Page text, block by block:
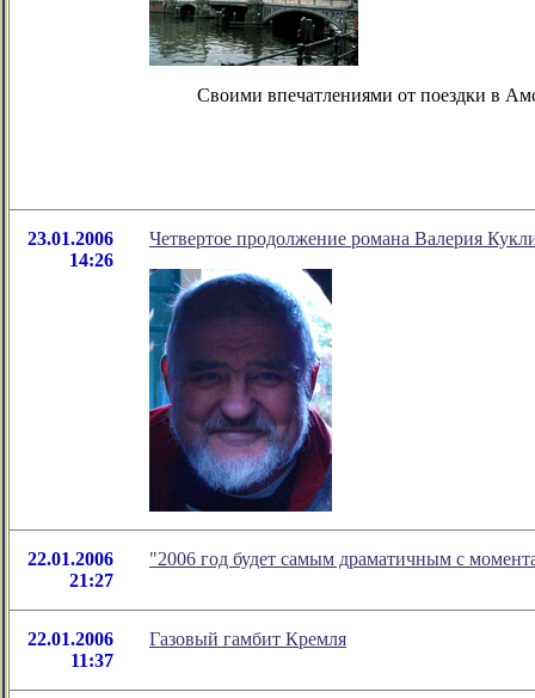
Своими впечатлениями от поездки в
23.01.2006
14:26
Четвертое продолжение романа Валерия
22.01.2006
21:27
"2006 год будет самым драматичным с
22.01.2006
11:37
Газовый гамбит Кремля